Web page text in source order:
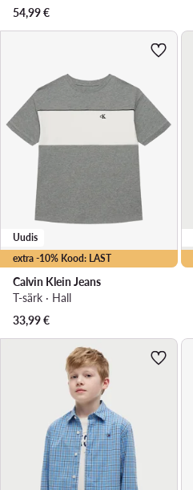
54,99€
extra -10% Kood: LAST
Uudis
Calvin Klein Jeans
T-särk · Hall
33,99€